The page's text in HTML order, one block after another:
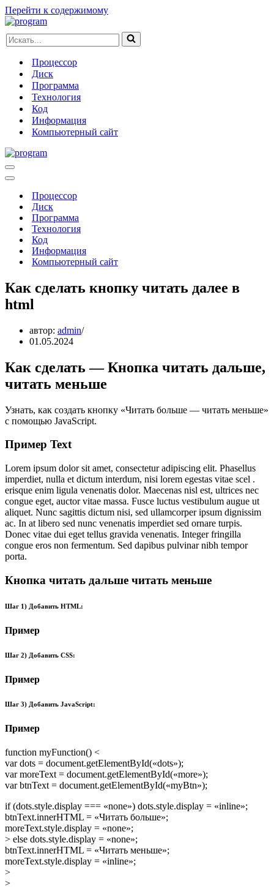
Перейти к содержимому
Искать...
Процессор
Диск
Программа
Технология
Код
Информация
Компьютерный сайт
Меню
навигации
Меню
навигацииПроцессор
Диск
Программа
Технология
Код
Информация
Компьютерный сайт
Как сделать кнопку читать далее в
html
автор: admin
01.05.2024
Как сделать — Кнопка читать дальше,
читать меньше
Узнать, как создать кнопку «Читать больше — читать меньше»
с помощью JavaScript.
Пример Text
Lorem ipsum dolor sit amet, consectetur adipiscing elit. Phasellus
imperdiet, nulla et dictum interdum, nisi lorem egestas vitae scel .
erisque enim ligula venenatis dolor. Maecenas nisl est, ultrices nec
congue eget, auctor vitae massa. Fusce luctus vestibulum augue ut
aliquet. Nunc sagittis dictum nisi, sed ullamcorper ipsum dignissim
ac. In at libero sed nunc venenatis imperdiet sed ornare turpis.
Donec vitae dui eget tellus gravida venenatis. Integer fringilla
congue eros non fermentum. Sed dapibus pulvinar nibh tempor
porta.
Кнопка читать дальше читать меньше
Шаг 1) Добавить HTML:
Пример
Шаг 2) Добавить CSS:
Пример
Шаг 3) Добавить JavaScript:
Пример
function myFunction() <
var dots = document.getElementById(«dots»);
var moreText = document.getElementById(«more»);
var btnText = document.getElementById(«myBtn»);
if (dots.style.display === «none») dots.style.display = «inline»;
btnText.innerHTML = «Читать больше»;
moreText.style.display = «none»;
> else dots.style.display = «none»;
btnText.innerHTML = «Читать меньше»;
moreText.style.display = «inline»;
>
>